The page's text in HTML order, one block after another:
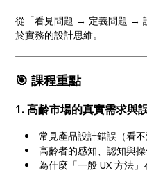
從「看見問題 → 定義問題 →
於實務的設計思維。
🎯 課程重點
1. 高齡市場的真實需求與
常見產品設計錯誤（看不
高齡者的感知、認知與
為什麼「一般 UX 方法